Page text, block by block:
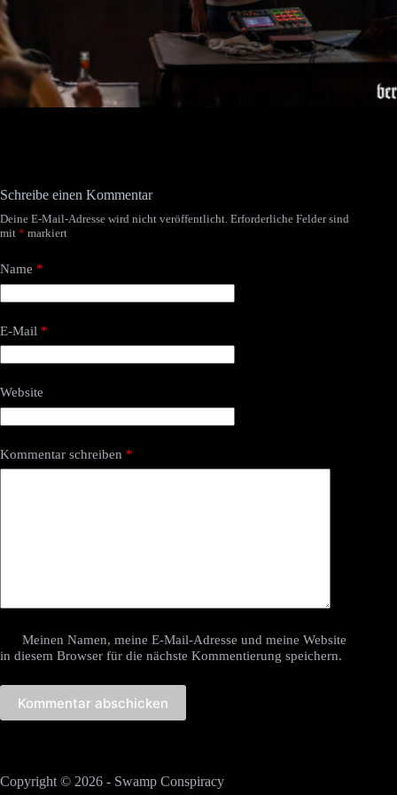
Schreibe einen Kommentar
Deine E-Mail-Adresse wird nicht veröffentlicht. Erforderliche Felder sind
mit * markiert
Name *
E-Mail *
Website
Kommentar schreiben *
Meinen Namen, meine E-Mail-Adresse und meine Website
in diesem Browser für die nächste Kommentierung speichern.
Kommentar abschicken
Copyright © 2026 - Swamp Conspiracy